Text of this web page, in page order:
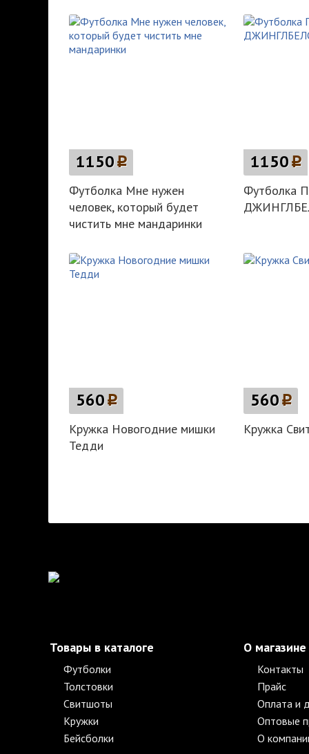
1150p
Футболка Мне нужен
человек, который будет
чистить мне мандаринки
1150p
Футболка
560p
Кружка Новогодние мишки
Тедди
560p
Кружка
Товары в каталоге
Футболки
Толстовки
Свитшоты
Кружки
Бейсболки
О магазине
Контакты
Прайс
Оплата и
Оптовые
О